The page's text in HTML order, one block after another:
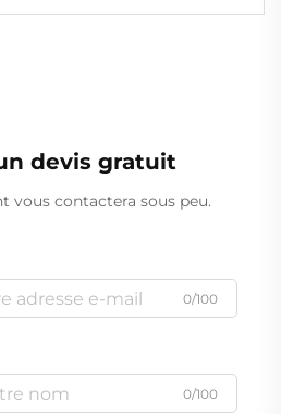
bol en aluminium
devis gratuit
vous contactera sous peu.
0/100
0/100